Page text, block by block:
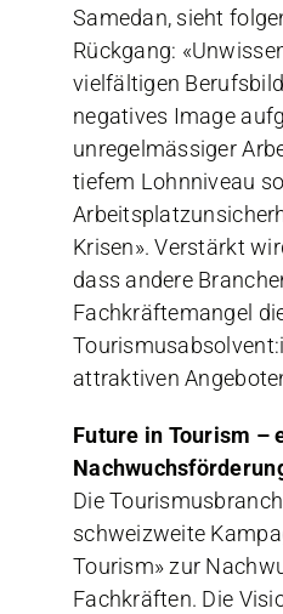
Samedan, sieht
Rückgang:
vielfältigen
negatives Image
unregelmässiger
tiefem Lohnniveau
Krisen». Verstärkt
dass andere
Fachkräftemangel
attraktiven
Future in Tourism –
Die
schweizweite
Tourism» zur
Fachkräften. Die